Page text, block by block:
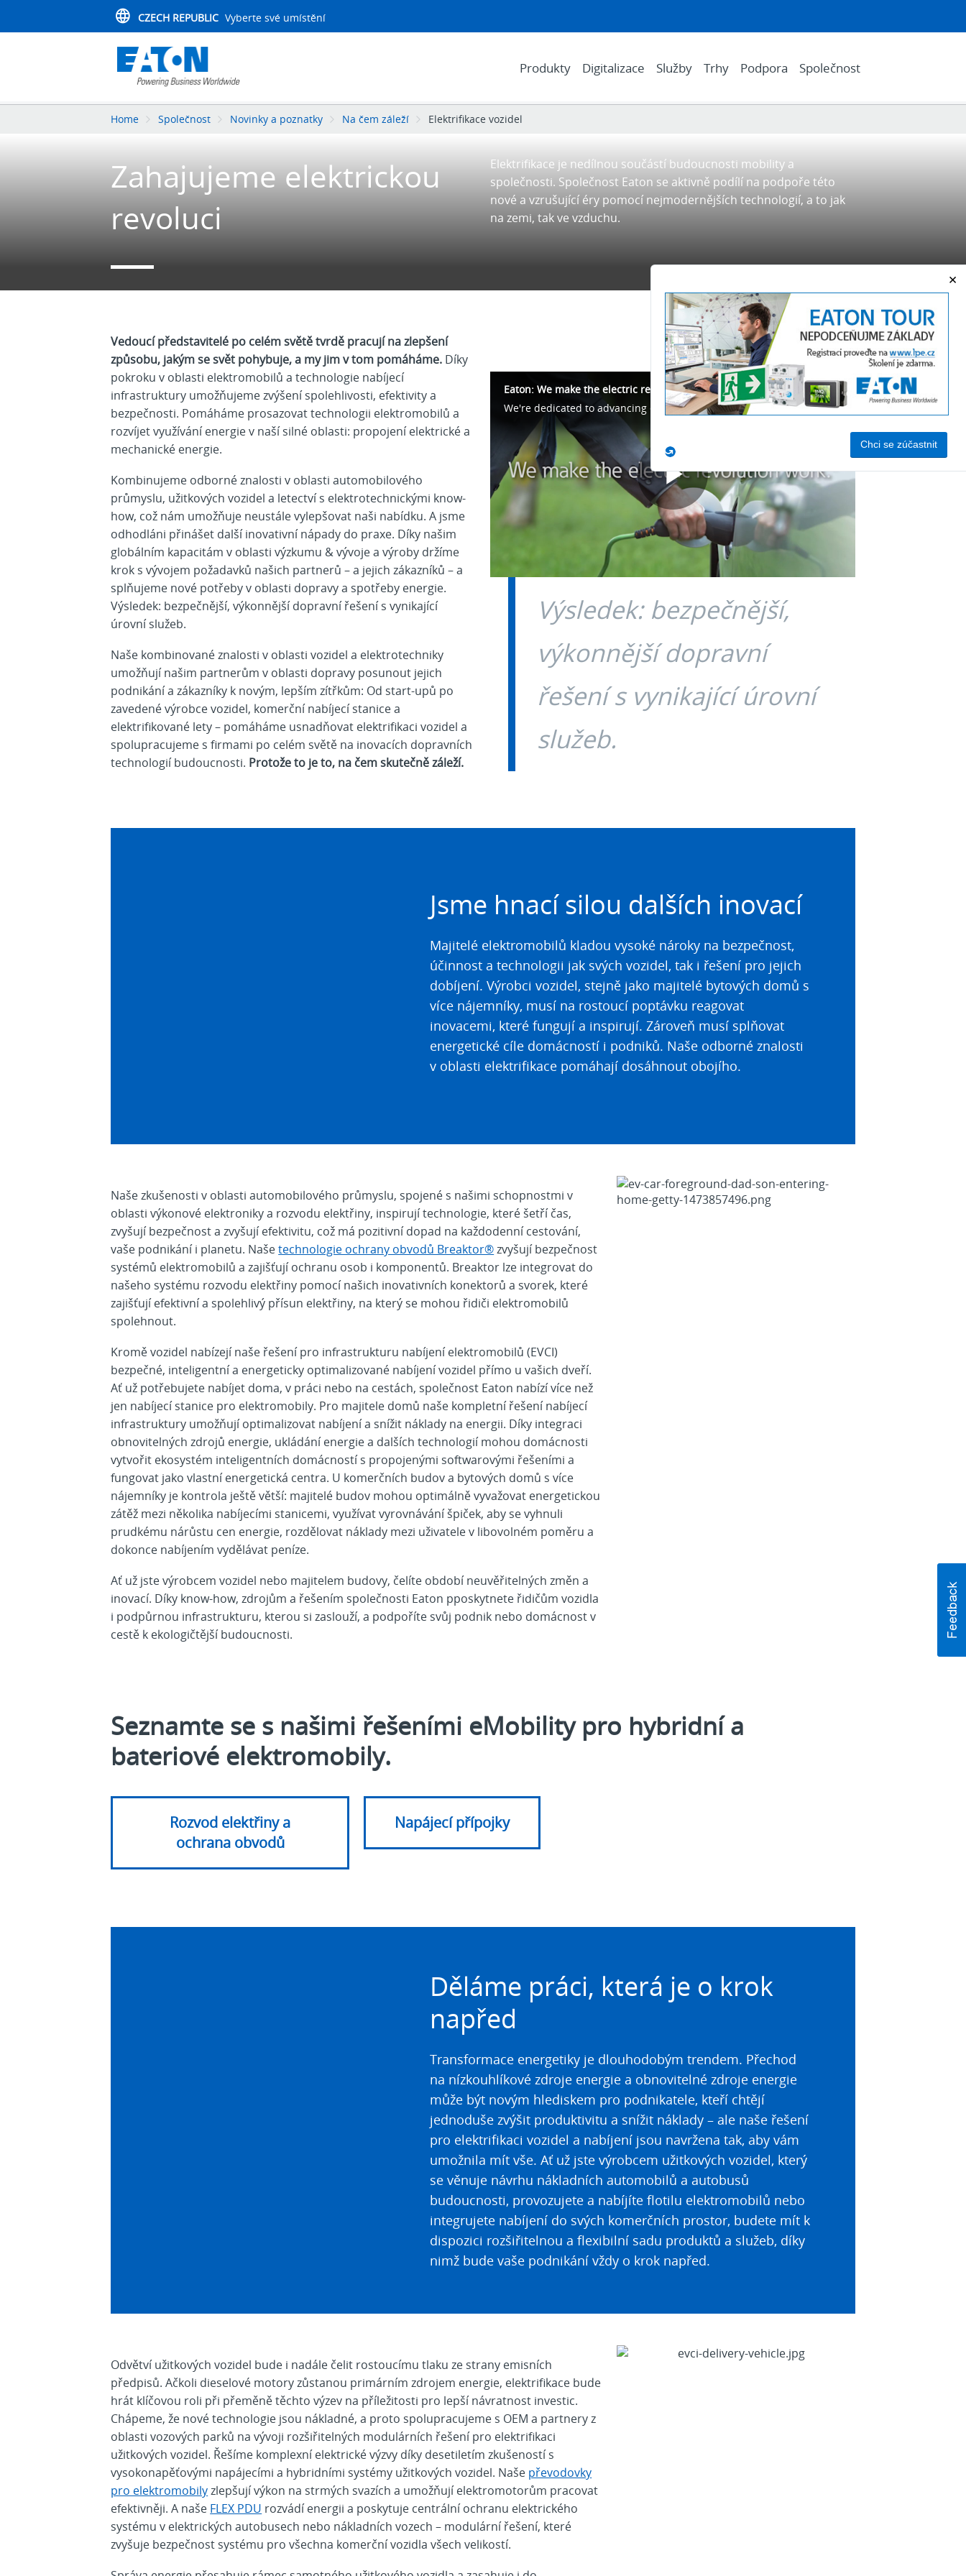
CZECH REPUBLIC Vyberte své umístění
Produkty Digitalizace Služby Trhy Podpora Společnost
Home Společnost Novinky a poznatky Na čem záleží Elektrifikace vozidel
Zahajujeme elektrickou
revoluci
Elektrifikace je nedílnou součástí budoucnosti mobility a
společnosti. Společnost Eaton se aktivně podílí na podpoře této
nové a vzrušující éry pomocí nejmodernějších technologií, a to jak
na zemi, tak ve vzduchu.
Vedoucí představitelé po celém světě tvrdě pracují na zlepšení
způsobu, jakým se svět pohybuje, a my jim v tom pomáháme. Díky
pokroku v oblasti elektromobilů a technologie nabíjecí
infrastruktury umožňujeme zvýšení spolehlivosti, efektivity a
bezpečnosti. Pomáháme prosazovat technologii elektromobilů a
rozvíjet využívání energie v naší silné oblasti: propojení elektrické a
mechanické energie.
Kombinujeme odborné znalosti v oblasti automobilového
průmyslu, užitkových vozidel a letectví s elektrotechnickými know-
how, což nám umožňuje neustále vylepšovat naši nabídku. A jsme
odhodláni přinášet další inovativní nápady do praxe. Díky našim
globálním kapacitám v oblasti výzkumu & vývoje a výroby držíme
krok s vývojem požadavků našich partnerů – a jejich zákazníků – a
splňujeme nové potřeby v oblasti dopravy a spotřeby energie.
Výsledek: bezpečnější, výkonnější dopravní řešení s vynikající
úrovní služeb.
Naše kombinované znalosti v oblasti vozidel a elektrotechniky
umožňují našim partnerům v oblasti dopravy posunout jejich
podnikání a zákazníky k novým, lepším zítřkům: Od start-upů po
zavedené výrobce vozidel, komerční nabíjecí stanice a
elektrifikované lety – pomáháme usnadňovat elektrifikaci vozidel a
spolupracujeme s firmami po celém světě na inovacích dopravních
technologií budoucnosti. Protože to je to, na čem skutečně záleží.
Eaton: We make the electric revolution work.
We're dedicated to advancing electric vehicle technology for today and for the future. Because making vehicles safer and more efficient is #WhatMatters. Learn more at https://eaton.works/2Y37M0a #ElectricVehicles
Play
Video
Výsledek: bezpečnější,
výkonnější dopravní
řešení s vynikající úrovní
služeb.
Jsme hnací silou dalších inovací
Majitelé elektromobilů kladou vysoké nároky na bezpečnost,
účinnost a technologii jak svých vozidel, tak i řešení pro jejich
dobíjení. Výrobci vozidel, stejně jako majitelé bytových domů s
více nájemníky, musí na rostoucí poptávku reagovat
inovacemi, které fungují a inspirují. Zároveň musí splňovat
energetické cíle domácností i podniků. Naše odborné znalosti
v oblasti elektrifikace pomáhají dosáhnout obojího.
Naše zkušenosti v oblasti automobilového průmyslu, spojené s našimi schopnostmi v
oblasti výkonové elektroniky a rozvodu elektřiny, inspirují technologie, které šetří čas,
zvyšují bezpečnost a zvyšují efektivitu, což má pozitivní dopad na každodenní cestování,
vaše podnikání i planetu. Našetechnologie ochrany obvodů Breaktor®zvyšují bezpečnost
systémů elektromobilů a zajišťují ochranu osob i komponentů. Breaktor lze integrovat do
našeho systému rozvodu elektřiny pomocí našich inovativních konektorů a svorek, které
zajišťují efektivní a spolehlivý přísun elektřiny, na který se mohou řidiči elektromobilů
spolehnout.
Kromě vozidel nabízejí naše řešení pro infrastrukturu nabíjení elektromobilů (EVCI)
bezpečné, inteligentní a energeticky optimalizované nabíjení vozidel přímo u vašich dveří.
Ať už potřebujete nabíjet doma, v práci nebo na cestách, společnost Eaton nabízí více než
jen nabíjecí stanice pro elektromobily. Pro majitele domů naše kompletní řešení nabíjecí
infrastruktury umožňují optimalizovat nabíjení a snížit náklady na energii. Díky integraci
obnovitelných zdrojů energie, ukládání energie a dalších technologií mohou domácnosti
vytvořit ekosystém inteligentních domácností s propojenými softwarovými řešeními a
fungovat jako vlastní energetická centra. U komerčních budov a bytových domů s více
nájemníky je kontrola ještě větší: majitelé budov mohou optimálně vyvažovat energetickou
zátěž mezi několika nabíjecími stanicemi, využívat vyrovnávání špiček, aby se vyhnuli
prudkému nárůstu cen energie, rozdělovat náklady mezi uživatele v libovolném poměru a
dokonce nabíjením vydělávat peníze.
Ať už jste výrobcem vozidel nebo majitelem budovy, čelíte období neuvěřitelných změn a
inovací. Díky know-how, zdrojům a řešením společnosti Eaton pposkytnete řidičům vozidla
i podpůrnou infrastrukturu, kterou si zaslouží, a podpoříte svůj podnik nebo domácnost v
cestě k ekologičtější budoucnosti.
Seznamte se s našimi řešeními eMobility pro hybridní a
bateriové elektromobily.
Rozvod elektřiny a
ochrana obvodů
Napájecí přípojky
Děláme práci, která je o krok
napřed
Transformace energetiky je dlouhodobým trendem. Přechod
na nízkouhlíkové zdroje energie a obnovitelné zdroje energie
může být novým hlediskem pro podnikatele, kteří chtějí
jednoduše zvýšit produktivitu a snížit náklady – ale naše řešení
pro elektrifikaci vozidel a nabíjení jsou navržena tak, aby vám
umožnila mít vše. Ať už jste výrobcem užitkových vozidel, který
se věnuje návrhu nákladních automobilů a autobusů
budoucnosti, provozujete a nabíjíte flotilu elektromobilů nebo
integrujete nabíjení do svých komerčních prostor, budete mít k
dispozici rozšiřitelnou a flexibilní sadu produktů a služeb, díky
nimž bude vaše podnikání vždy o krok napřed.
Odvětví užitkových vozidel bude i nadále čelit rostoucímu tlaku ze strany emisních
předpisů. Ačkoli dieselové motory zůstanou primárním zdrojem energie, elektrifikace bude
hrát klíčovou roli při přeměně těchto výzev na příležitosti pro lepší návratnost investic.
Chápeme, že nové technologie jsou nákladné, a proto spolupracujeme s OEM a partnery z
oblasti vozových parků na vývoji rozšiřitelných modulárních řešení pro elektrifikaci
užitkových vozidel. Řešíme komplexní elektrické výzvy díky desetiletím zkušeností s
vysokonapěťovými napájecími a hybridními systémy užitkových vozidel. Naše převodovky
pro elektromobilyzlepšují výkon na strmých svazích a umožňují elektromotorům pracovat
efektivněji. A naše FLEX PDU rozvádí energii a poskytuje centrální ochranu elektrického
systému v elektrických autobusech nebo nákladních vozech – modulární řešení, které
zvyšuje bezpečnost systému pro všechna komerční vozidla všech velikostí.